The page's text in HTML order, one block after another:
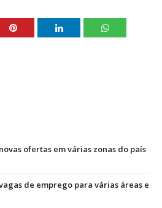
ofertas em várias zonas do país
de emprego para várias áreas e